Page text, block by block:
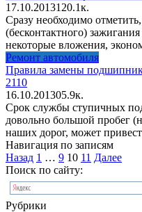
17.10.20131 20.1к.
Сразу необходимо
(бесконтактного)
некоторые вложения,
Ремонт автомобиля
Правила замены
2110
16.10.201305.9к.
Срок службы ступичных
довольно большой пробег
наших дорог, может
Навигация по записям
Назад 1 … 9 10 11 Далее
Поиск по сайту:
Рубрики